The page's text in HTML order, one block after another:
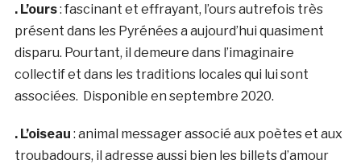
. L’ours: fascinant et effrayant, l’ours autrefois très
présent dans les Pyrénées a aujourd’hui quasiment
disparu. Pourtant, il demeure dans l’imaginaire
collectif et dans les traditions locales qui lui sont
associées. Disponible en septembre 2020.
. L’oiseau : animal messager associé aux poètes et aux
troubadours, il adresse aussi bien les billets d’amour